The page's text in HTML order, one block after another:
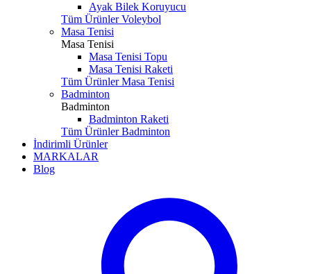
Ayak Bilek Koruyucu
Tüm Ürünler Voleybol
Masa Tenisi
Masa Tenisi
Masa Tenisi Topu
Masa Tenisi Raketi
Tüm Ürünler Masa Tenisi
Badminton
Badminton
Badminton Raketi
Tüm Ürünler Badminton
İndirimli Ürünler
MARKALAR
Blog